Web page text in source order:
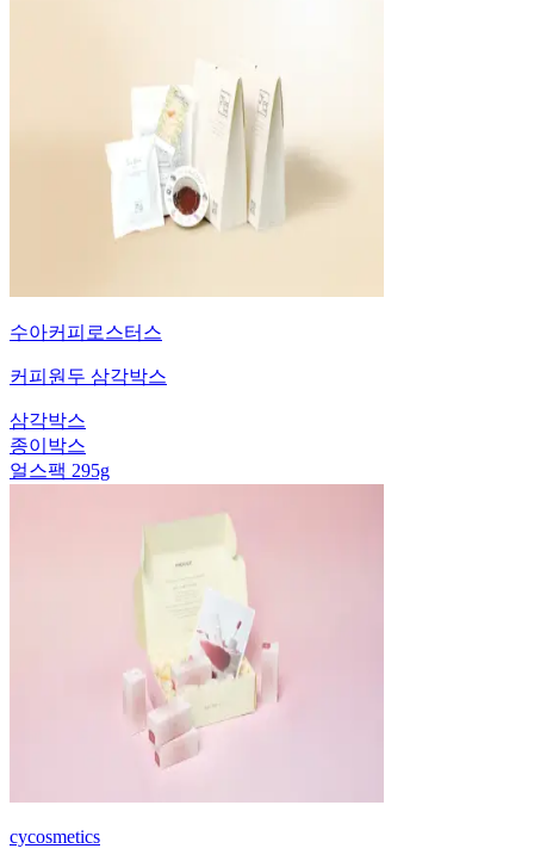
수아커피로스터스
커피원두 삼각박스
삼각박스
종이박스
얼스팩 295g
cycosmetics